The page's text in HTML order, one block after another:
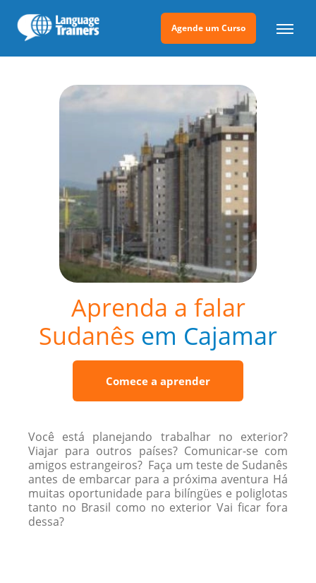
Agende um Curso
Aprenda a falar
Sudanês em Cajamar
Comece a aprender
Você está planejando trabalhar no exterior?
Viajar para outros países? Comunicar-se com
amigos estrangeiros? Faça um teste de Sudanês
antes de embarcar para a próxima aventura Há
muitas oportunidade para bilíngües e poliglotas
tanto no Brasil como no exterior Vai ficar fora
dessa?